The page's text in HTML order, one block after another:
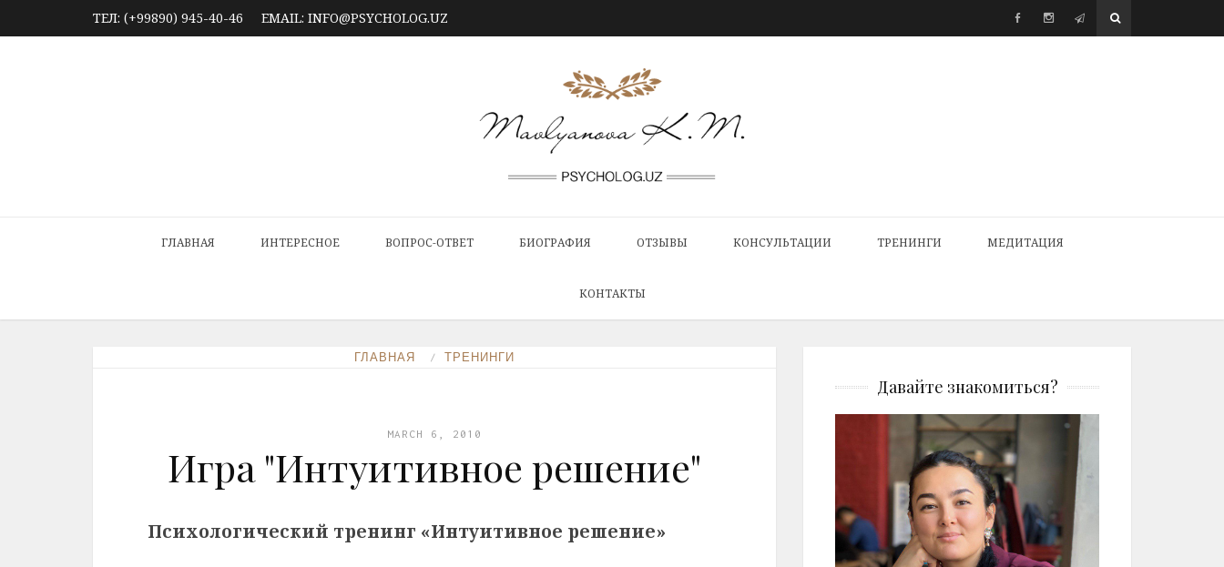
ТЕЛ: (+99890) 945-40-46 EMAIL: INFO@PSYCHOLOG.UZ
ГЛАВНАЯ ИНТЕРЕСНОЕ ВОПРОС-ОТВЕТ БИОГРАФИЯ ОТЗЫВЫ КОНСУЛЬТАЦИИ ТРЕНИНГИ МЕДИТАЦИЯ
КОНТАКТЫ
ГЛАВНАЯ ТРЕНИНГИ
MARCH 6, 2010
Игра "Интуитивное решение"
Психологический тренинг «Интуитивное решение»
Давайте знакомиться?